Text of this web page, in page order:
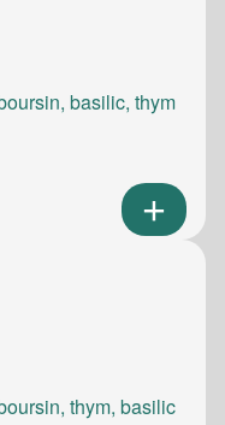
basilic, thym
thym, basilic